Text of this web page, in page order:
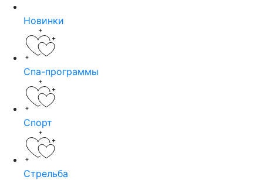
Новинки
Спа-программы
Спорт
Стрельба